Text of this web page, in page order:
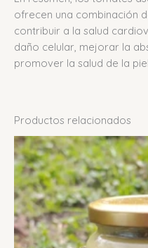
ofrecen una combinación
contribuir a la salud
daño celular, mejorar la
promover la salud de la
Productos relacionados